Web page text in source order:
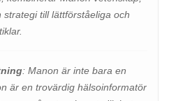
strategi till lättförståeliga och
: Manon är inte bara en
är en trovärdig hälsoinformatör